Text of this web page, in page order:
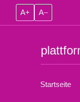
A+ A–
Startseite